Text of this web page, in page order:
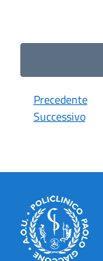
Precedente
Successivo